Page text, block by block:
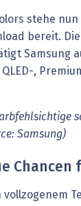
stehe
bereit.
Samsung
,
Samsung)
vollzogenem